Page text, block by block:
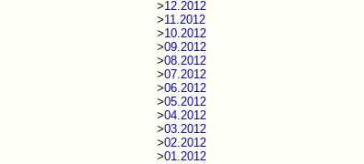
>12.2012
>11.2012
>10.2012
>09.2012
>08.2012
>07.2012
>06.2012
>05.2012
>04.2012
>03.2012
>02.2012
>01.2012